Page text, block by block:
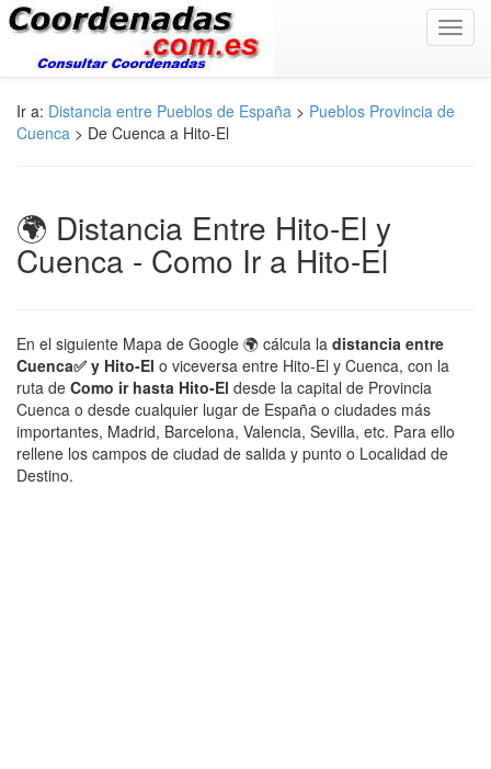
Ir a: Distancia entre Pueblos de España > Pueblos Provincia de
Cuenca > De Cuenca a Hito-El
🌍 Distancia Entre Hito-El y
Cuenca - Como Ir a Hito-El
En el siguiente Mapa de Google 🌍 cálcula la distancia entre
Cuenca✅ y Hito-El o viceversa entre Hito-El y Cuenca, con la
ruta de Como ir hasta Hito-El desde la capital de Provincia
Cuenca o desde cualquier lugar de España o ciudades más
importantes, Madrid, Barcelona, Valencia, Sevilla, etc. Para ello
rellene los campos de ciudad de salida y punto o Localidad de
Destino.